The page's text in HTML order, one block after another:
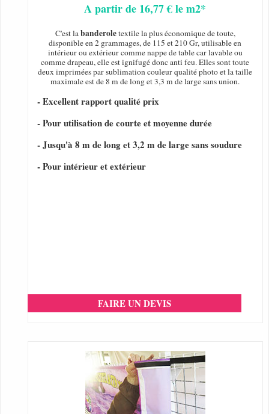
A partir de 16,77 € le m2*
C'est labanderoletextile la plus économique de toute,
disponible en 2 grammages, de 115 et 210 Gr, utilisable en
intérieur ou extérieur comme nappe de table car lavable ou
comme drapeau, elle est ignifugé donc anti feu. Elles sont toute
deux imprimées par sublimation couleur qualité photo et la taille
maximale est de 8 m de long et 3,3 m de large sans union.
- Excellent rapport qualité prix
- Pour utilisation de courte et moyenne durée
- Jusqu'à 8 m de long et 3,2 m de large sans soudure
- Pour intérieur et extérieur
FAIRE UN DEVIS